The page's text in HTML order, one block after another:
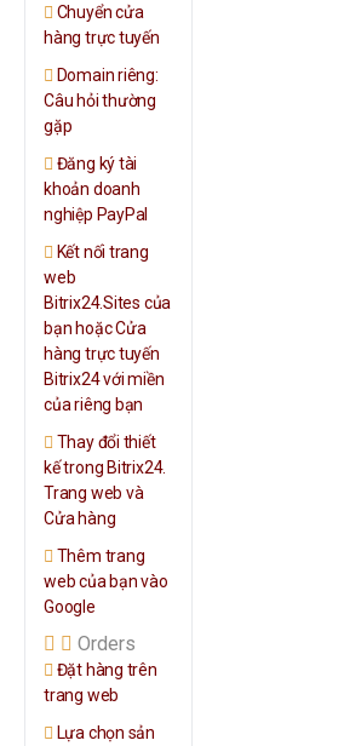
Chuyển cửa
hàng trực tuyến
Domain riêng:
Câu hỏi thường
gặp
Đăng ký tài
khoản doanh
nghiệp PayPal
Kết nối trang
web
Bitrix24.Sites của
bạn hoặc Cửa
hàng trực tuyến
Bitrix24 với miền
của riêng bạn
Thay đổi thiết
kế trong Bitrix24.
Trang web và
Cửa hàng
Thêm trang
web của bạn vào
Google
Orders
Đặt hàng trên
trang web
Lựa chọn sản